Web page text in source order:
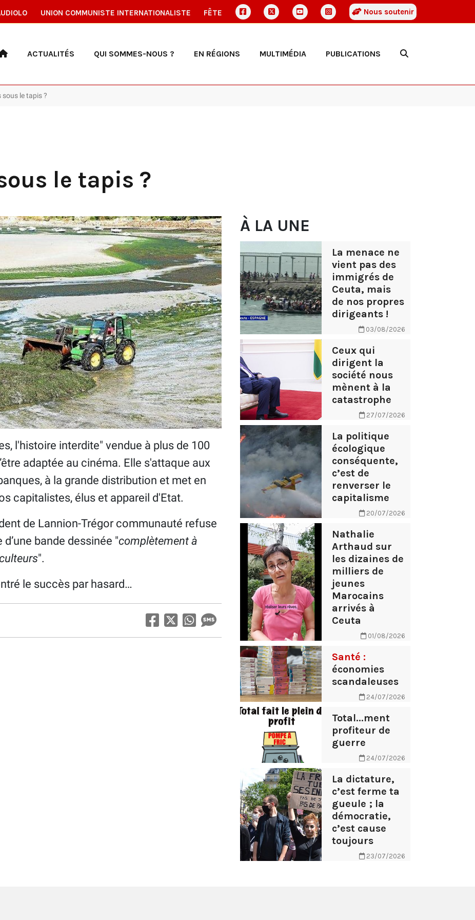
UNION COMMUNISTE INTERNATIONALISTE FÊTE Nous soutenir
ACTUALITÉS QUI SOMMES-NOUS ? EN RÉGIONS MULTIMÉDIA PUBLICATIONS
sous le tapis ?
le tapis ?
l'histoire interdite" vendue à plus de 100
adaptée au cinéma. Elle s'attaque aux
à la grande distribution et met en
capitalistes, élus et appareil d'Etat.
de Lannion-Trégor communauté refuse
bande dessinée "complètement à
".
le succès par hasard…
À LA UNE
La menace ne
vient pas des
immigrés de
Ceuta, mais
de nos propres
dirigeants !
03/08/2026
Ceux qui
dirigent la
société nous
mènent à la
catastrophe
27/07/2026
La politique
écologique
conséquente,
c’est de
renverser le
capitalisme
20/07/2026
Nathalie
Arthaud sur
les dizaines de
milliers de
jeunes
Marocains
arrivés à
Ceuta
01/08/2026
Santé :
économies
scandaleuses
24/07/2026
Total...ment
profiteur de
guerre
24/07/2026
La dictature,
c’est ferme ta
gueule ; la
démocratie,
c’est cause
toujours
23/07/2026